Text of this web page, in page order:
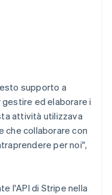
supporto a
ed elaborare i
attività utilizzava
che collaborare con
per noi",
l'API di Stripe nella